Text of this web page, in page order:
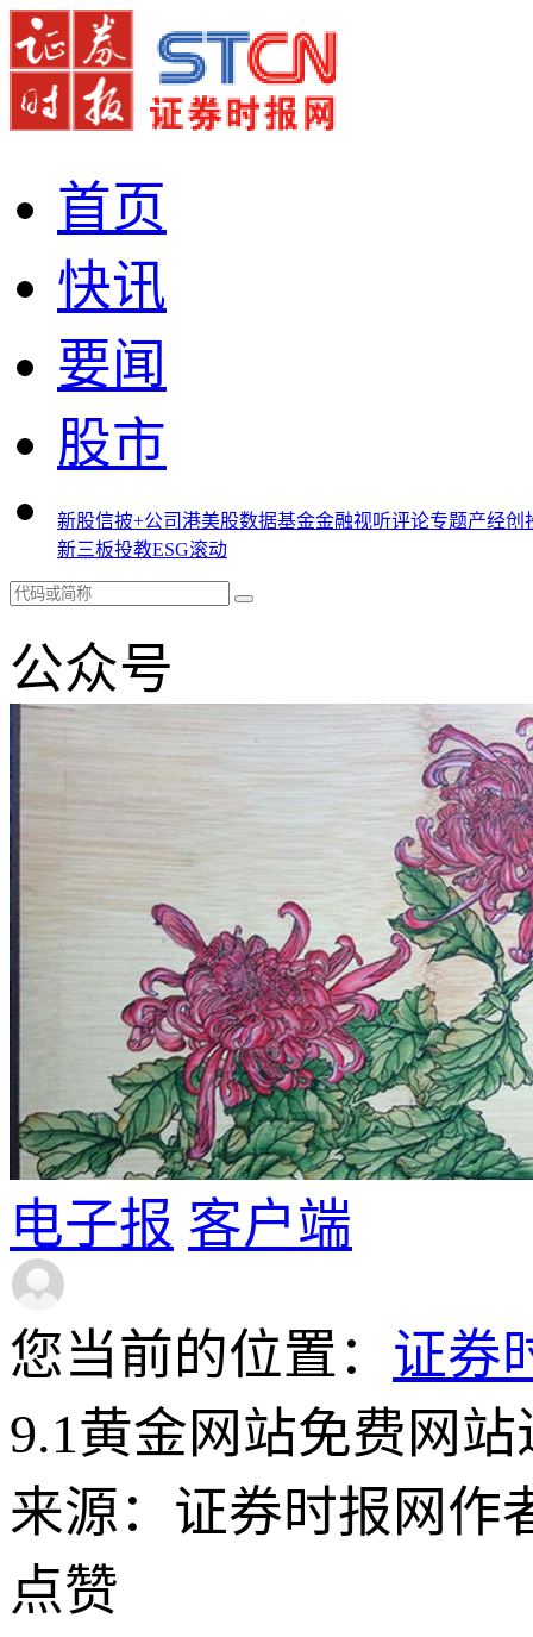
首页
快讯
要闻
股市
新股信披+公司港美股数据基金金融视听评论专题产经创
新三板投教ESG滚动
公众号
电子报 客户端
您当前的位置： 证券
9.1黄金网站免费网
来源：证券时报网作
点赞